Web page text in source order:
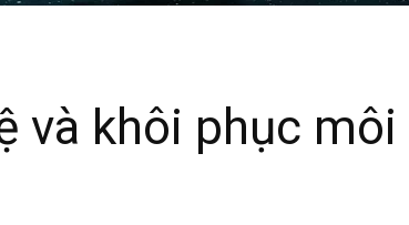
và khôi phục môi